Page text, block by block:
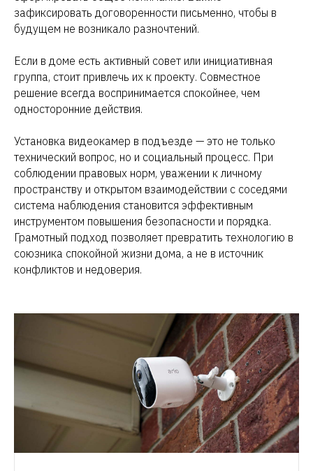
зафиксировать договоренности письменно, чтобы в
будущем не возникало разночтений.
Если в доме есть активный совет или инициативная
группа, стоит привлечь их к проекту. Совместное
решение всегда воспринимается спокойнее, чем
односторонние действия.
Установка видеокамер в подъезде — это не только
технический вопрос, но и социальный процесс. При
соблюдении правовых норм, уважении к личному
пространству и открытом взаимодействии с соседями
система наблюдения становится эффективным
инструментом повышения безопасности и порядка.
Грамотный подход позволяет превратить технологию в
союзника спокойной жизни дома, а не в источник
конфликтов и недоверия.